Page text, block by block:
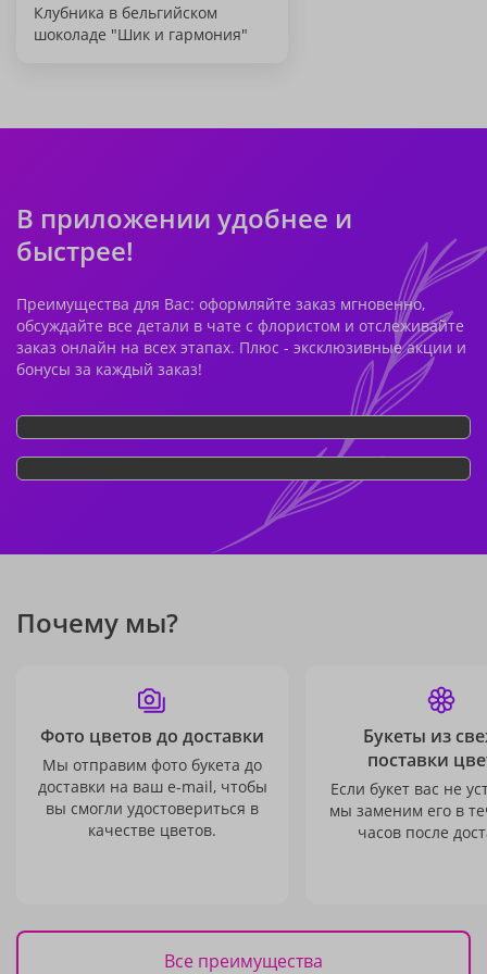
Клубника в бельгийском
шоколаде "Шик и гармония"
В приложении удобнее и
быстрее!
Преимущества для Вас: оформляйте заказ мгновенно,
обсуждайте все детали в чате с флористом и отслеживайте
заказ онлайн на всех этапах. Плюс - эксклюзивные акции и
бонусы за каждый заказ!
Почему мы?
Фото цветов до доставки
Мы отправим фото букета до
доставки на ваш e-mail, чтобы
вы смогли удостовериться в
качестве цветов.
Букеты из
поставки
Если букет вас не
мы заменим его в
часов после
Все преимущества